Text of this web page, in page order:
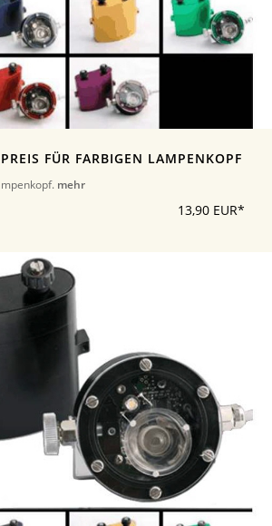
FÜR FARBIGEN LAMPENKOPF
mehr
13,90 EUR*